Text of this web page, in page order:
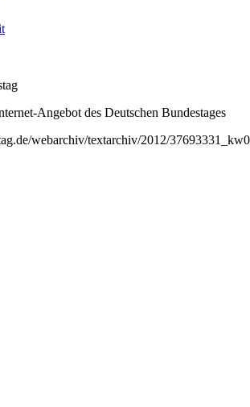
Angebot des Deutschen Bundestages
webarchiv/textarchiv/2012/